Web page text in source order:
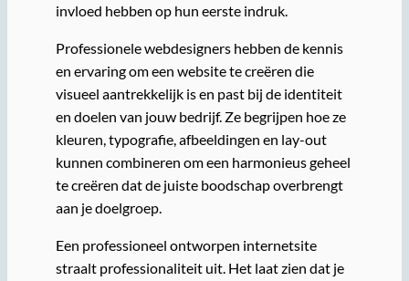
invloed hebben op hun eerste indruk.
Professionele webdesigners hebben de kennis
en ervaring om een website te creëren die
visueel aantrekkelijk is en past bij de identiteit
en doelen van jouw bedrijf. Ze begrijpen hoe ze
kleuren, typografie, afbeeldingen en lay-out
kunnen combineren om een harmonieus geheel
te creëren dat de juiste boodschap overbrengt
aan je doelgroep.
Een professioneel ontworpen internetsite
straalt professionaliteit uit. Het laat zien dat je